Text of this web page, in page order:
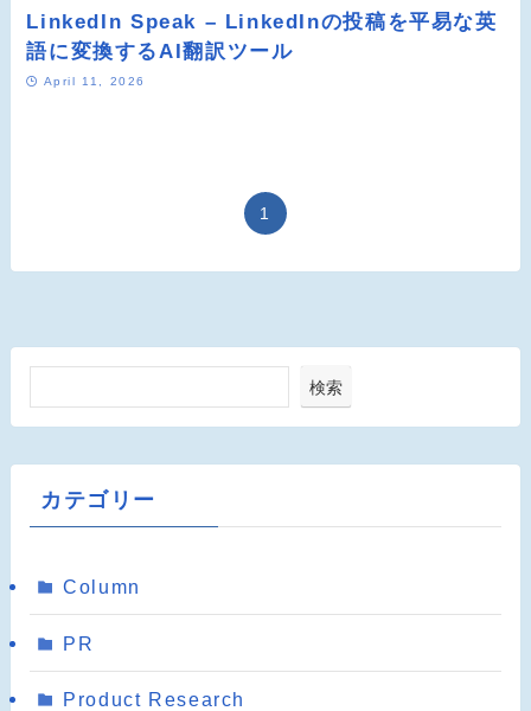
LinkedIn Speak – LinkedInの投稿を平易な英
語に変換するAI翻訳ツール
April 11, 2026
1
検索
カテゴリー
Column
PR
Product Research